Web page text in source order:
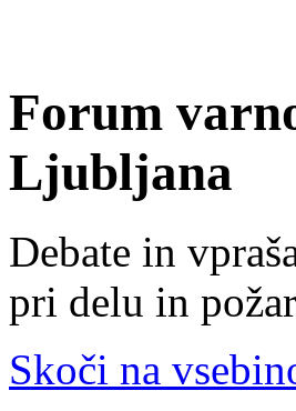
Forum
Ljubljana
Debate in
pri delu in
Skoči na